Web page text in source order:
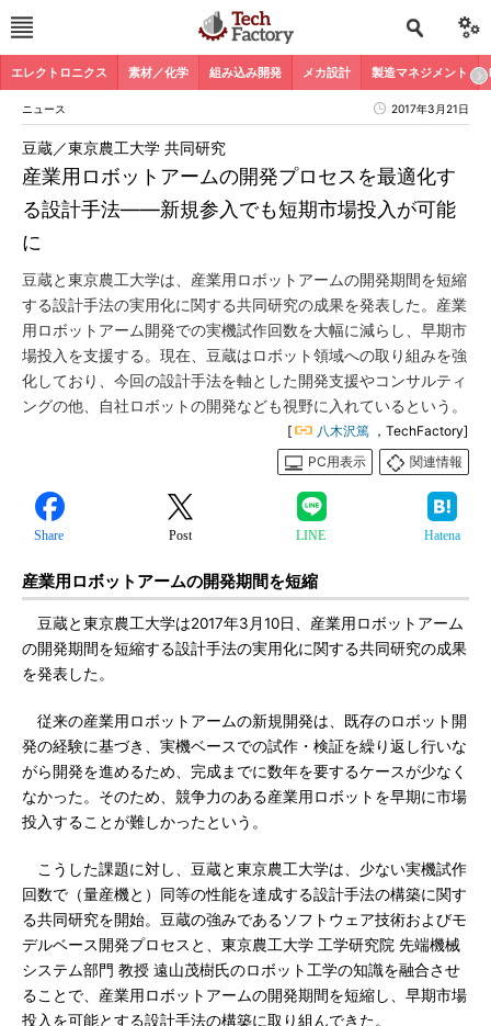
エレクトロニクス 素材／化学 組み込み開発 メカ設計 製造マネジメント
ニュース 2017年3月21日
産業用ロボットアームの開発プロセスを最適化す
る設計手法――新規参入でも短期市場投入が可能
に
豆蔵／東京農工大学 共同研究
豆蔵と東京農工大学は、産業用ロボットアームの開発期間を短縮
する設計手法の実用化に関する共同研究の成果を発表した。産業
用ロボットアーム開発での実機試作回数を大幅に減らし、早期市
場投入を支援する。現在、豆蔵はロボット領域への取り組みを強
化しており、今回の設計手法を軸とした開発支援やコンサルティ
ングの他、自社ロボットの開発なども視野に入れているという。
[ 八木沢篤 ，TechFactory]
PC用表示
関連情報
Share Post LINE Hatena
産業用ロボットアームの開発期間を短縮
豆蔵と東京農工大学は2017年3月10日、産業用ロボットアーム
の開発期間を短縮する設計手法の実用化に関する共同研究の成果
を発表した。
従来の産業用ロボットアームの新規開発は、既存のロボット開
発の経験に基づき、実機ベースでの試作・検証を繰り返し行いな
がら開発を進めるため、完成までに数年を要するケースが少なく
なかった。そのため、競争力のある産業用ロボットを早期に市場
投入することが難しかったという。
こうした課題に対し、豆蔵と東京農工大学は、少ない実機試作
回数で（量産機と）同等の性能を達成する設計手法の構築に関す
る共同研究を開始。豆蔵の強みであるソフトウェア技術およびモ
デルベース開発プロセスと、東京農工大学 工学研究院 先端機械
システム部門 教授 遠山茂樹氏のロボット工学の知識を融合させ
ることで、産業用ロボットアームの開発期間を短縮し、早期市場
投入を可能とする設計手法の構築に取り組んできた。